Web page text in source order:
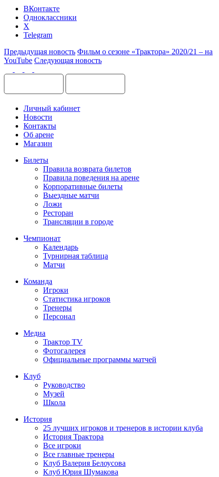
ВКонтакте
Одноклассники
X
Telegram
Предыдущая новость Фильм о сезоне «Трактора» 2020/21 – на
YouTube Следующая новость
Личный кабинет
Новости
Контакты
Об арене
Магазин
Билеты
Правила возврата билетов
Правила поведения на арене
Корпоративные билеты
Выездные матчи
Ложи
Ресторан
Трансляции в городе
Чемпионат
Календарь
Турнирная таблица
Матчи
Команда
Игроки
Статистика игроков
Тренеры
Персонал
Медиа
Трактор TV
Фотогалерея
Официальные программы матчей
Клуб
Руководство
Музей
Школа
История
25 лучших игроков и тренеров в истории клуба
История Трактора
Все игроки
Все главные тренеры
Клуб Валерия Белоусова
Клуб Юрия Шумакова